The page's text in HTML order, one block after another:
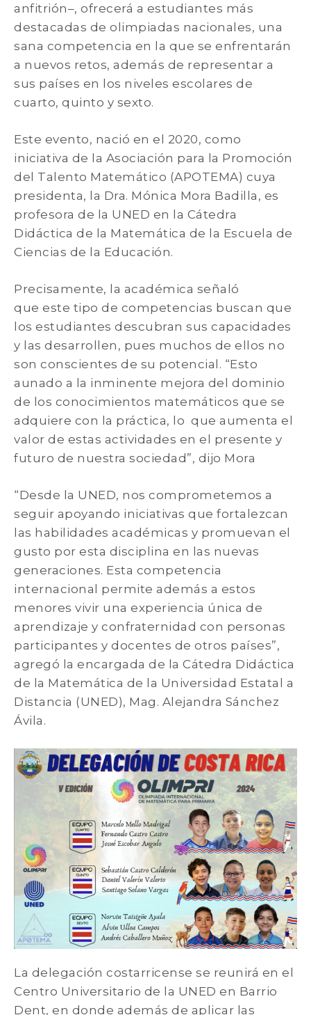
anfitrión–, ofrecerá a estudiantes más
destacadas de olimpiadas nacionales, una
sana competencia en la que se enfrentarán
a nuevos retos, además de representar a
sus países en los niveles escolares de
cuarto, quinto y sexto.
Este evento, nació en el 2020, como
iniciativa de la Asociación para la Promoción
del Talento Matemático (APOTEMA) cuya
presidenta, la Dra. Mónica Mora Badilla, es
profesora de la UNED en la Cátedra
Didáctica de la Matemática de la Escuela de
Ciencias de la Educación.
Precisamente, la académica señaló
que este tipo de competencias buscan que
los estudiantes descubran sus capacidades
y las desarrollen, pues muchos de ellos no
son conscientes de su potencial. “Esto
aunado a la inminente mejora del dominio
de los conocimientos matemáticos que se
adquiere con la práctica, lo que aumenta el
valor de estas actividades en el presente y
futuro de nuestra sociedad”, dijo Mora
“Desde la UNED, nos comprometemos a
seguir apoyando iniciativas que fortalezcan
las habilidades académicas y promuevan el
gusto por esta disciplina en las nuevas
generaciones. Esta competencia
internacional permite además a estos
menores vivir una experiencia única de
aprendizaje y confraternidad con personas
participantes y docentes de otros países”,
agregó la encargada de la Cátedra Didáctica
de la Matemática de la Universidad Estatal a
Distancia (UNED), Mag. Alejandra Sánchez
Ávila.
La delegación costarricense se reunirá en el
Centro Universitario de la UNED en Barrio
Dent, en donde además de aplicar las